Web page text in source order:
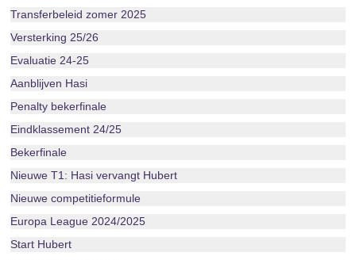
Transferbeleid zomer 2025
Versterking 25/26
Evaluatie 24-25
Aanblijven Hasi
Penalty bekerfinale
Eindklassement 24/25
Bekerfinale
Nieuwe T1: Hasi vervangt Hubert
Nieuwe competitieformule
Europa League 2024/2025
Start Hubert